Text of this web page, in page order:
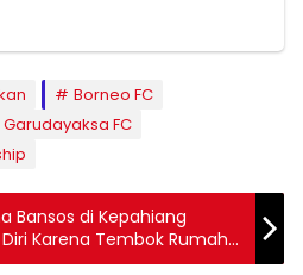
Borneo FC
Garudayaksa FC
Bansos di Kepahiang
Karena Tembok Rumah
Miskin”